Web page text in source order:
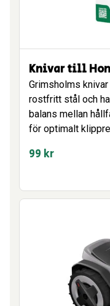
Knivar till
Grimsholms
rostfritt stål och
balans mellan
för optimalt
99 kr